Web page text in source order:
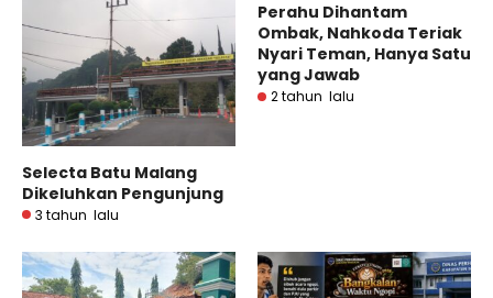
Selecta Batu Malang
Dikeluhkan Pengunjung
3 tahun lalu
Perahu Dihantam
Ombak, Nahkoda Teriak
Nyari Teman, Hanya Satu
yang Jawab
2 tahun lalu